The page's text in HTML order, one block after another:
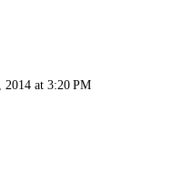
2014 at 3:20 PM